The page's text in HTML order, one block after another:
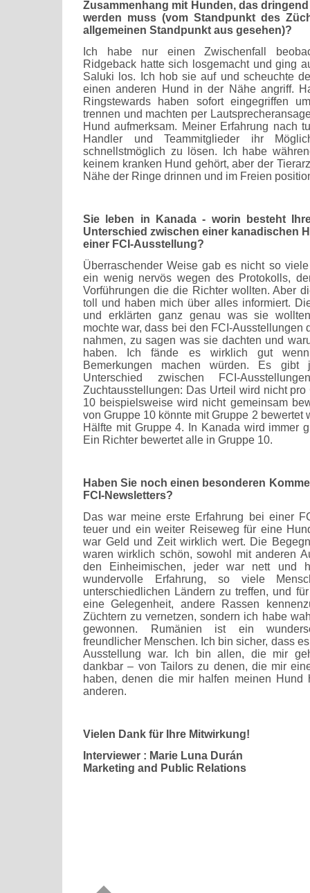
Zusammenhang mit Hunden, das
werden muss (vom Standpunkt des
allgemeinen Standpunkt aus gesehen)?
Ich habe nur einen Zwischenfall
Ridgeback hatte sich losgemacht und ging
Saluki los. Ich hob sie auf und scheuchte
einen anderen Hund in der Nähe angriff.
Ringstewards haben sofort eingegriffen
trennen und machten per
Hund aufmerksam. Meiner Erfahrung nach
Handler und Teammitglieder ihr
schnellstmöglich zu lösen. Ich habe
keinem kranken Hund gehört, aber der
Nähe der Ringe drinnen und im Freien
Sie leben in Kanada - worin besteht
Unterschied zwischen einer kanadischen
einer FCI-Ausstellung?
Überraschender Weise gab es nicht so
ein wenig nervös wegen des Protokolls,
Vorführungen die die Richter wollten. Aber
toll und haben mich über alles informiert.
und erklärten ganz genau was sie
mochte war, dass bei den FCI-Ausstellungen
nahmen, zu sagen was sie dachten und
haben. Ich fände es wirklich gut
Bemerkungen machen würden. Es gibt
Unterschied zwischen FCI-
Zuchtausstellungen: Das Urteil wird nicht pro
10 beispielsweise wird nicht gemeinsam
von Gruppe 10 könnte mit Gruppe 2 bewertet
Hälfte mit Gruppe 4. In Kanada wird immer
Ein Richter bewertet alle in Gruppe 10.
Haben Sie noch einen besonderen
FCI-Newsletters?
Das war meine erste Erfahrung bei einer
teuer und ein weiter Reiseweg für eine
war Geld und Zeit wirklich wert. Die
waren wirklich schön, sowohl mit anderen
den Einheimischen, jeder war nett und
wundervolle Erfahrung, so viele
unterschiedlichen Ländern zu treffen, und
eine Gelegenheit, andere Rassen
Züchtern zu vernetzen, sondern ich habe
gewonnen. Rumänien ist ein
freundlicher Menschen. Ich bin sicher, dass
Ausstellung war. Ich bin allen, die mir
dankbar – von Tailors zu denen, die mir
haben, denen die mir halfen meinen Hund
anderen.
Vielen Dank für Ihre Mitwirkung!
Interviewer : Marie Luna Durán
Marketing and Public Relations